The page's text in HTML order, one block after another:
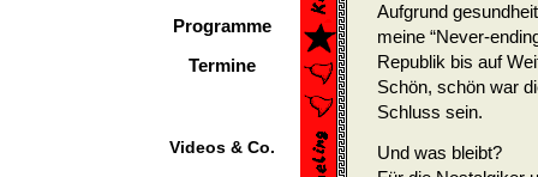
Programme
Termine
Videos & Co.
Aufgrund
meine “Never-
Republik bis auf
Schön, schön war
Schluss sein.
Und was bleibt?